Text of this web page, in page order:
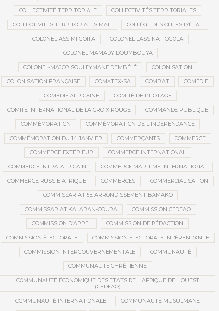
COLLECTIVITÉ TERRITORIALE COLLECTIVITÉS TERRITORIALES
COLLECTIVITÉS TERRITORIALES MALI COLLÈGE DES CHEFS D’ÉTAT
COLONEL ASSIMI GOÏTA COLONEL LASSINA TOGOLA
COLONEL MAMADY DOUMBOUYA
COLONEL-MAJOR SOULEYMANE DEMBÉLÉ COLONISATION
COLONISATION FRANÇAISE COMATEX-SA COMBAT COMÉDIE
COMÉDIE AFRICAINE COMITÉ DE PILOTAGE
COMITÉ INTERNATIONAL DE LA CROIX-ROUGE COMMANDE PUBLIQUE
COMMÉMORATION COMMÉMORATION DE L'INDÉPENDANCE
COMMÉMORATION DU 14 JANVIER COMMERÇANTS COMMERCE
COMMERCE EXTÉRIEUR COMMERCE INTERNATIONAL
COMMERCE INTRA-AFRICAIN COMMERCE MARITIME INTERNATIONAL
COMMERCE RUSSIE AFRIQUE COMMERCES COMMERCIALISATION
COMMISSARIAT 5E ARRONDISSEMENT BAMAKO
COMMISSARIAT KALABAN-COURA COMMISSION CEDEAO
COMMISSION D’APPEL COMMISSION DE RÉDACTION
COMMISSION ÉLECTORALE COMMISSION ÉLECTORALE INDÉPENDANTE
COMMISSION INTERGOUVERNEMENTALE COMMUNAUTÉ
COMMUNAUTÉ CHRÉTIENNE
COMMUNAUTÉ ÉCONOMIQUE DES ETATS DE L'AFRIQUE DE L'OUEST
(CEDEAO)
COMMUNAUTÉ INTERNATIONALE COMMUNAUTÉ MUSULMANE